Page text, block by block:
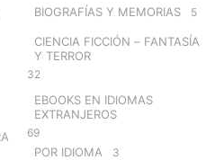
BIOGRAFÍAS Y MEMORIAS 5
CIENCIA FICCIÓN – FANTASÍA
Y TERROR
32
EBOOKS EN IDIOMAS
EXTRANJEROS
69
POR IDIOMA 3